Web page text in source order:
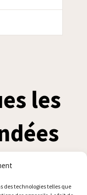
des technologies telles que
les